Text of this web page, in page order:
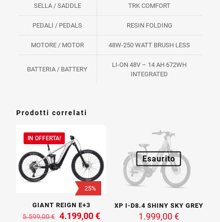
SELLA / SADDLE TRK COMFORT
PEDALI / PEDALS RESIN FOLDING
MOTORE / MOTOR 48W-250 WATT BRUSH LESS
BATTERIA / BATTERY
LI-ON 48V – 14 AH 672WH
INTEGRATED
Prodotti correlati
IN OFFERTA!
25%
GIANT REIGN E+3
5.599,00€ Il
4.199,00€Il
Esaurito
XP I-D8.4 SHINY SKY GREY
1.999,00€